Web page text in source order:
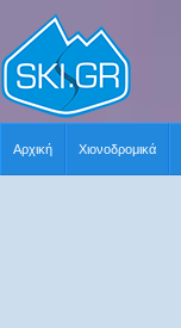
Αρχική Χιονοδρομικά